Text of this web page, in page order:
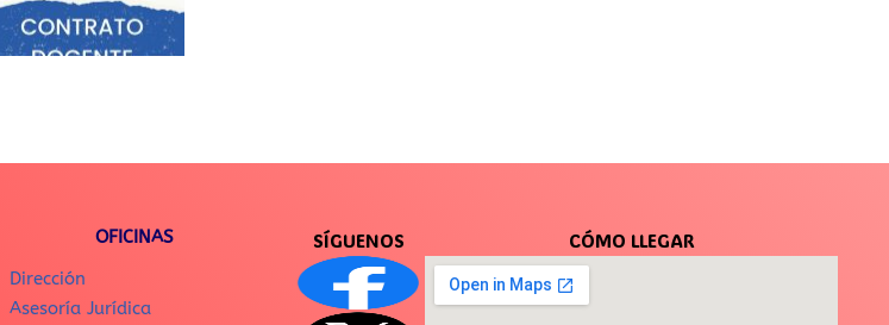
OFICINAS
Dirección
Asesoría Jurídica
SÍGUENOS CÓMO LLEGAR